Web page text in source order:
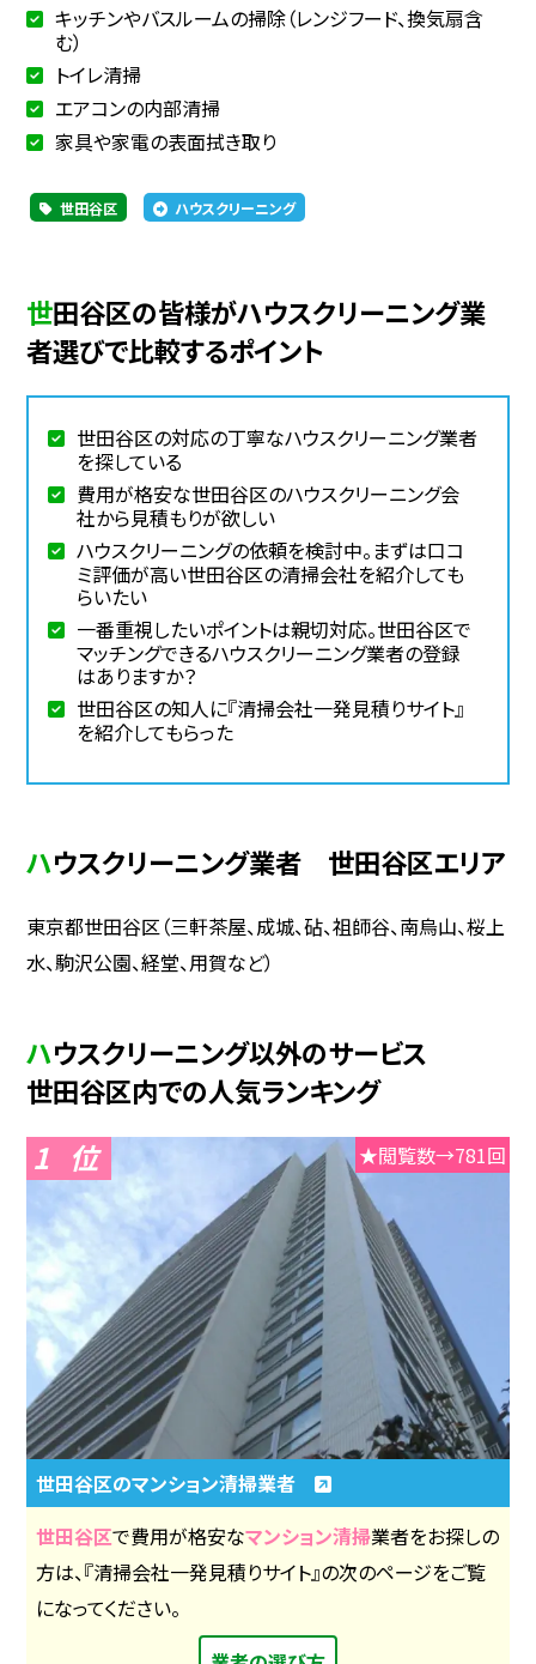
キッチンやバスルームの掃除（レンジフード、換気扇含
む）
トイレ清掃
エアコンの内部清掃
家具や家電の表面拭き取り
世田谷区 ハウスクリーニング
世田谷区の皆様がハウスクリーニング業
者選びで比較するポイント
世田谷区の対応の丁寧なハウスクリーニング業者
を探している
費用が格安な世田谷区のハウスクリーニング会
社から見積もりが欲しい
ハウスクリーニングの依頼を検討中。まずは口コ
ミ評価が高い世田谷区の清掃会社を紹介しても
らいたい
一番重視したいポイントは親切対応。世田谷区で
マッチングできるハウスクリーニング業者の登録
はありますか？
世田谷区の知人に『清掃会社一発見積りサイト』
を紹介してもらった
ハウスクリーニング業者 世田谷区エリア
東京都世田谷区（三軒茶屋、成城、砧、祖師谷、南烏山、桜上
水、駒沢公園、経堂、用賀など）
ハウスクリーニング以外のサービス
世田谷区内での人気ランキング
1 ★閲覧数→781回
世田谷区のマンション清掃業者
世田谷区で費用が格安なマンション清掃業者をお探しの
方は、『清掃会社一発見積りサイト』の次のページをご覧
になってください。